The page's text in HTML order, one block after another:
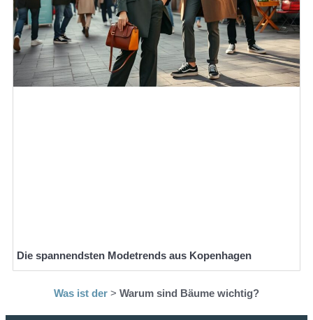
Die spannendsten Modetrends aus Kopenhagen
Was ist der > Warum sind Bäume wichtig?